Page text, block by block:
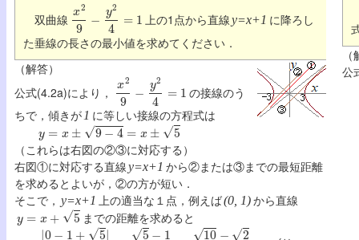
双曲線 x29 24 上の1点から直線y=x+1 に降ろし
た垂線の長さの最小値を求めてください．
（解答）
公式(4.2a)により， x29 24
の接線のう
ちで，傾きが 1 に等しい接線の方程式は
y =x±9− 4=x±5
（これらは右図の②③に対応する）
右図①に対応する直線y=x+1 から②または③までの最短距離
を求めるとよいが，②の方が短い．
そこで， y=x+1 上の適当な１点，例えば(0, 1)から直線
y=x +5 までの距離を求めると
0−1 +5|1 2+1 −12= 10 2
公